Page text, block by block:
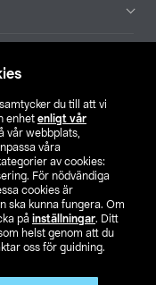
samtycker du till att vi
enhet enligt vår
vår webbplats,
våra
av cookies:
För nödvändiga
cookies är
ska kunna fungera. Om
på inställningar. Ditt
helst genom att du
oss för guidning.
moms